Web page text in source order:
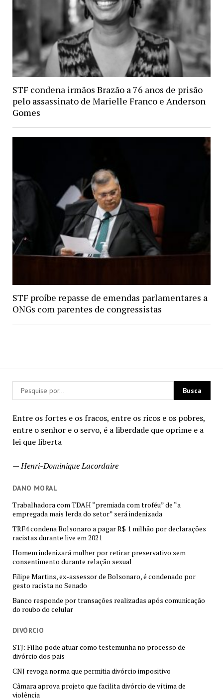
Entre os fortes e os fracos, entre os ricos e os pobres,
entre o senhor e o servo, é a liberdade que oprime e a
lei que liberta
—Henri-Dominique Lacordaire
DANO MORAL
Trabalhadora com TDAH “premiada com troféu” de “a
empregada mais lerda do setor” será indenizada
TRF4 condena Bolsonaro a pagar R$ 1 milhão por declarações
racistas durante live em 2021
Homem indenizará mulher por retirar preservativo sem
consentimento durante relação sexual
Filipe Martins, ex-assessor de Bolsonaro, é condenado por
gesto racista no Senado
Banco responde por transações realizadas após comunicação
do roubo do celular
DIVÓRCIO
STJ: Filho pode atuar como testemunha no processo de
divórcio dos pais
CNJ revoga norma que permitia divórcio impositivo
Câmara aprova projeto que facilita divórcio de vítima de
violência
STF condena irmãos Brazão a 76 anos de prisão
pelo assassinato de Marielle Franco e Anderson
Gomes
STF proíbe repasse de emendas parlamentares a
ONGs com parentes de congressistas